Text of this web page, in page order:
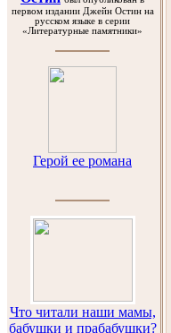
первом издании Джейн Остин на
русском языке в серии
«Литературные памятники»
Герой ее романа
Что читали наши мамы,
бабушки и прабабушки?